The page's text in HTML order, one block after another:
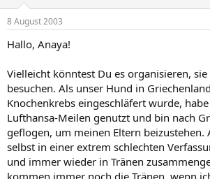
8 August 2003
Hallo, Anaya!
Vielleicht könntest Du es organisieren,
besuchen. Als unser Hund in
Knochenkrebs eingeschläfert wurde,
Lufthansa-Meilen genutzt und bin nach
geflogen, um meinen Eltern beizustehen.
selbst in einer extrem schlechten
und immer wieder in Tränen
kommen immer noch die Tränen, wenn